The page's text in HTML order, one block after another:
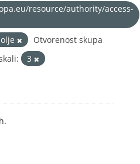
resource/authority/access-
Otvorenost skupa
3